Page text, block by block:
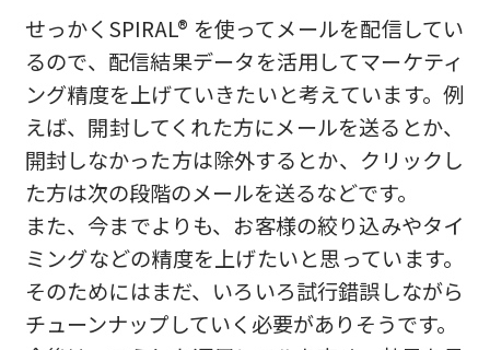
せっかくSPIRAL® を使ってメールを配信してい
るので、配信結果データを活用してマーケティ
ング精度を上げていきたいと考えています。例
えば、開封してくれた方にメールを送るとか、
開封しなかった方は除外するとか、クリックし
た方は次の段階のメールを送るなどです。
また、今までよりも、お客様の絞り込みやタイ
ミングなどの精度を上げたいと思っています。
そのためにはまだ、いろいろ試行錯誤しながら
チューンナップしていく必要がありそうです。